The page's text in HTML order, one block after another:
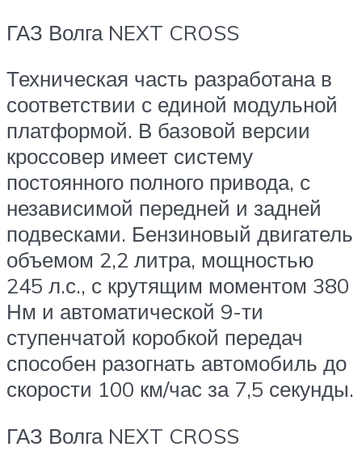
ГАЗ Волга NEXT CROSS
Техническая часть разработана в
соответствии с единой модульной
платформой. В базовой версии
кроссовер имеет систему
постоянного полного привода, с
независимой передней и задней
подвесками. Бензиновый двигатель
объемом 2,2 литра, мощностью
245 л.с., с крутящим моментом 380
Нм и автоматической 9-ти
ступенчатой коробкой передач
способен разогнать автомобиль до
скорости 100 км/час за 7,5 секунды.
ГАЗ Волга NEXT CROSS